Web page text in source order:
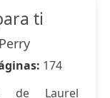
ti
174
de Laurel